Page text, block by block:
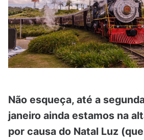
Não esqueça, até a
janeiro ainda estamos na
por causa do Natal Luz